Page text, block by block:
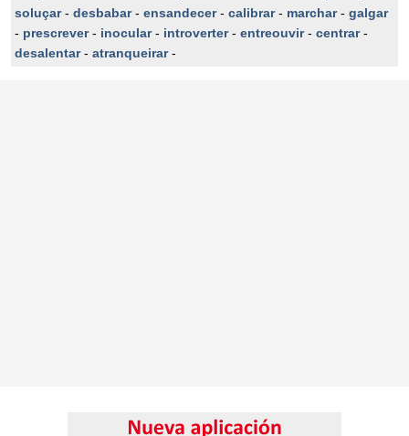
soluçar- desbabar- ensandecer- calibrar- marchar- galgar
- prescrever- inocular- introverter- entreouvir- centrar-
desalentar- atranqueirar-